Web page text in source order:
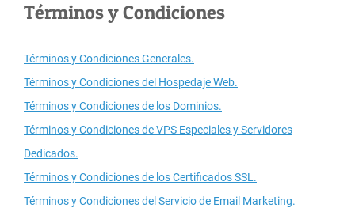
Términos y Condiciones
Términos y Condiciones Generales.
Términos y Condiciones del Hospedaje Web.
Términos y Condiciones de los Dominios.
Términos y Condiciones de VPS Especiales y Servidores
Dedicados.
Términos y Condiciones de los Certificados SSL.
Términos y Condiciones del Servicio de Email Marketing.